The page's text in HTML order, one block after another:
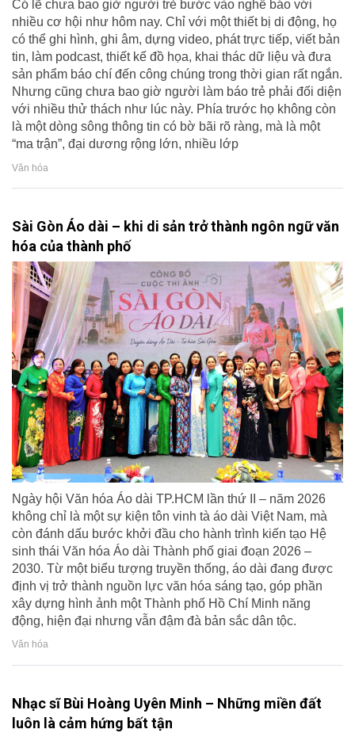
Có lẽ chưa bao giờ người trẻ bước vào nghề báo với
nhiều cơ hội như hôm nay. Chỉ với một thiết bị di động, họ
có thể ghi hình, ghi âm, dựng video, phát trực tiếp, viết bản
tin, làm podcast, thiết kế đồ họa, khai thác dữ liệu và đưa
sản phẩm báo chí đến công chúng trong thời gian rất ngắn.
Nhưng cũng chưa bao giờ người làm báo trẻ phải đối diện
với nhiều thử thách như lúc này. Phía trước họ không còn
là một dòng sông thông tin có bờ bãi rõ ràng, mà là một
“ma trận”, đại dương rộng lớn, nhiều lớp
Văn hóa
Sài Gòn Áo dài – khi di sản trở thành ngôn ngữ văn
hóa của thành phố
Ngày hội Văn hóa Áo dài TP.HCM lần thứ II – năm 2026
không chỉ là một sự kiện tôn vinh tà áo dài Việt Nam, mà
còn đánh dấu bước khởi đầu cho hành trình kiến tạo Hệ
sinh thái Văn hóa Áo dài Thành phố giai đoạn 2026 –
2030. Từ một biểu tượng truyền thống, áo dài đang được
định vị trở thành nguồn lực văn hóa sáng tạo, góp phần
xây dựng hình ảnh một Thành phố Hồ Chí Minh năng
động, hiện đại nhưng vẫn đậm đà bản sắc dân tộc.
Văn hóa
Nhạc sĩ Bùi Hoàng Uyên Minh – Những miền đất
luôn là cảm hứng bất tận